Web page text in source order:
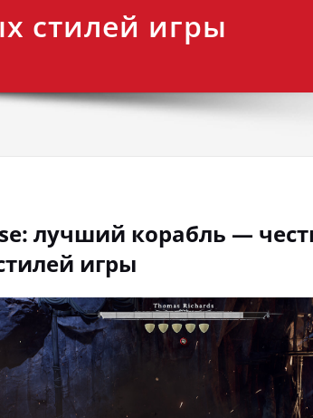
стилей игры
лучший корабль —
игры